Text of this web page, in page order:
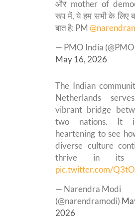
और mother of
रूप में, ये हम सभी के लिए
बात है: PM
— PMO India
May 16, 2026
The Indian
Netherlands
vibrant bridge
two nations. It
heartening to see
diverse culture
thrive in its
pic.twitter.com/
— Narendra Modi
(@narendramodi)
2026